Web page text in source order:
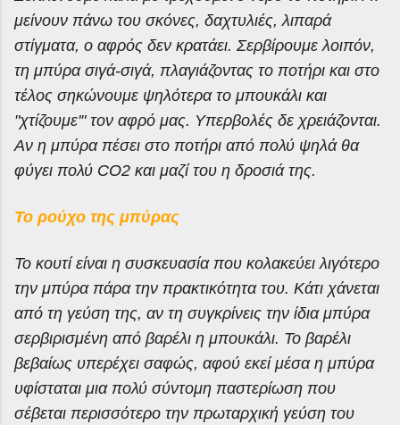
μείνουν πάνω του σκόνες, δαχτυλιές, λιπαρά
στίγματα, ο αφρός δεν κρατάει. Σερβίρουμε λοιπόν,
τη μπύρα σιγά-σιγά, πλαγιάζοντας το ποτήρι και στο
τέλος σηκώνουμε ψηλότερα το μπουκάλι και
"χτίζουμε'" τον αφρό μας. Υπερβολές δε χρειάζονται.
Αν η μπύρα πέσει στο ποτήρι από πολύ ψηλά θα
φύγει πολύ CO2 και μαζί του η δροσιά της.
Το ρούχο της μπύρας
Το κουτί είναι η συσκευασία που κολακεύει λιγότερο
την μπύρα πάρα την πρακτικότητα του. Κάτι χάνεται
από τη γεύση της, αν τη συγκρίνεις την ίδια μπύρα
σερβιρισμένη από βαρέλι η μπουκάλι. Το βαρέλι
βεβαίως υπερέχει σαφώς, αφού εκεί μέσα η μπύρα
υφίσταται μια πολύ σύντομη παστερίωση που
σέβεται περισσότερο την πρωταρχική γεύση του